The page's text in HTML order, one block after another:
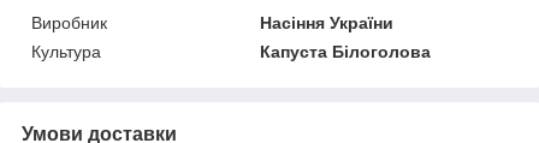
Виробник
Насіння України
Культура
Капуста Білоголова
Умови доставки